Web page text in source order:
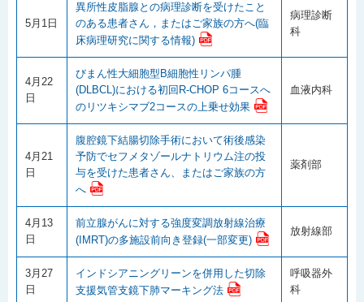
5月1日
異所性皮脂腺との病理診断を受けたこと
のある患者さん，またはご家族の方へ(臨
床病理研究に関する情報)
病理診断
科
4月22
日
びまん性大細胞型B細胞性リンパ腫
(DLBCL)における初回R-CHOP 6コースへ
のリツキシマブ2コースの上乗せ効果
血液内科
4月21
日
腹腔鏡下結腸切除手術において術後感染
予防でセフメタゾールナトリウム注の投
与を受けた患者さん、またはご家族の方
へ
薬剤部
4月13
日
前立腺がんに対する強度変調放射線治療
(IMRT)の多施設前向き登録(一部変更)
放射線部
3月27
日
インドシアニングリーンを併用した切除
支援気管支鏡下肺マーキング法
呼吸器外
科